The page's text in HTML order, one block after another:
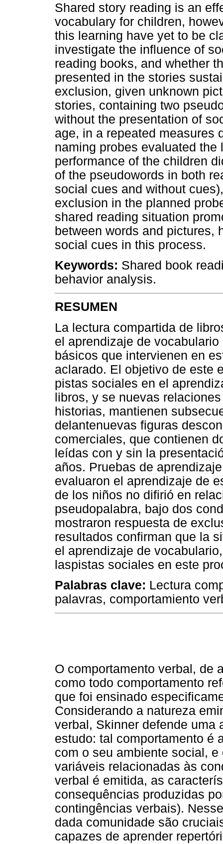
Shared story reading is an
vocabulary for children,
this learning have yet to be
investigate the influence of
reading books, and whether
presented in the stories
exclusion, given unknown
stories, containing two
without the presentation of
age, in a repeated measures
naming probes evaluated
performance of the children
of the pseudowords in both
social cues and without
exclusion in the planned
shared reading situation
between words and pictures,
social cues in this process.
Keywords: Shared book
behavior analysis.
RESUMEN
La lectura compartida de
el aprendizaje de
básicos que intervienen en
aclarado. El objetivo de este
pistas sociales en el
libros, y se nuevas
historias, mantienen
delantenuevas figuras
comerciales, que contienen
leídas con y sin la
años. Pruebas de
evaluaron el aprendizaje de
de los niños no difirió en
pseudopalabra, bajo dos
mostraron respuesta de
resultados confirman que la
el aprendizaje de
laspistas sociales en este
Palabras clave: Lectura
palavras, comportamiento
O comportamento verbal, de
como todo comportamento
que foi ensinado
Considerando a natureza
verbal, Skinner defende uma
estudo: tal comportamento é
com o seu ambiente social,
variáveis relacionadas às
verbal é emitida, as
consequências produzidas
contingências verbais).
dada comunidade são
capazes de aprender